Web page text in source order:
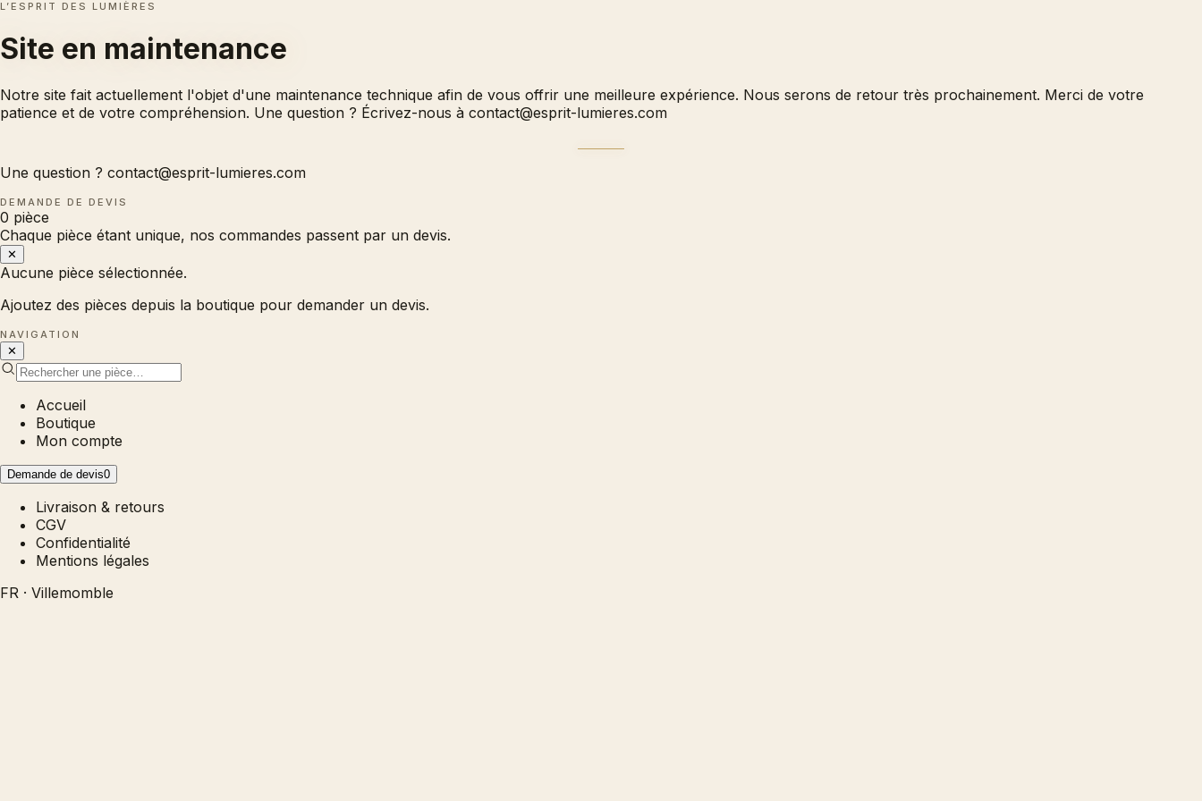
L’ESPRIT DES LUMIÈRES
Site en maintenance
Notre site fait actuellement l'objet d'une maintenance technique afin de vous offrir une meilleure expérience. Nous serons de retour très prochainement. Merci de votre
patience et de votre compréhension. Une question ? Écrivez-nous à contact@esprit-lumieres.com
Une question ? contact@esprit-lumieres.com
DEMANDE DE DEVIS
0 pièce
Chaque pièce étant unique, nos commandes passent par un devis.
✕
Aucune pièce sélectionnée.
Ajoutez des pièces depuis la boutique pour demander un devis.
NAVIGATION
✕
Accueil
Boutique
Mon compte
Demande de devis0
Livraison & retours
CGV
Confidentialité
Mentions légales
FR · Villemomble